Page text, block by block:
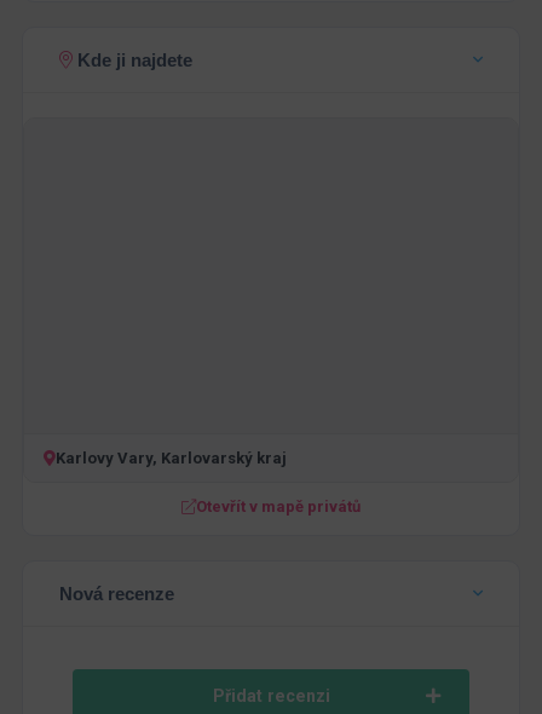
Kde ji najdete
Karlovy Vary, Karlovarský kraj
Otevřít v mapě privátů
Nová recenze
Přidat recenzi